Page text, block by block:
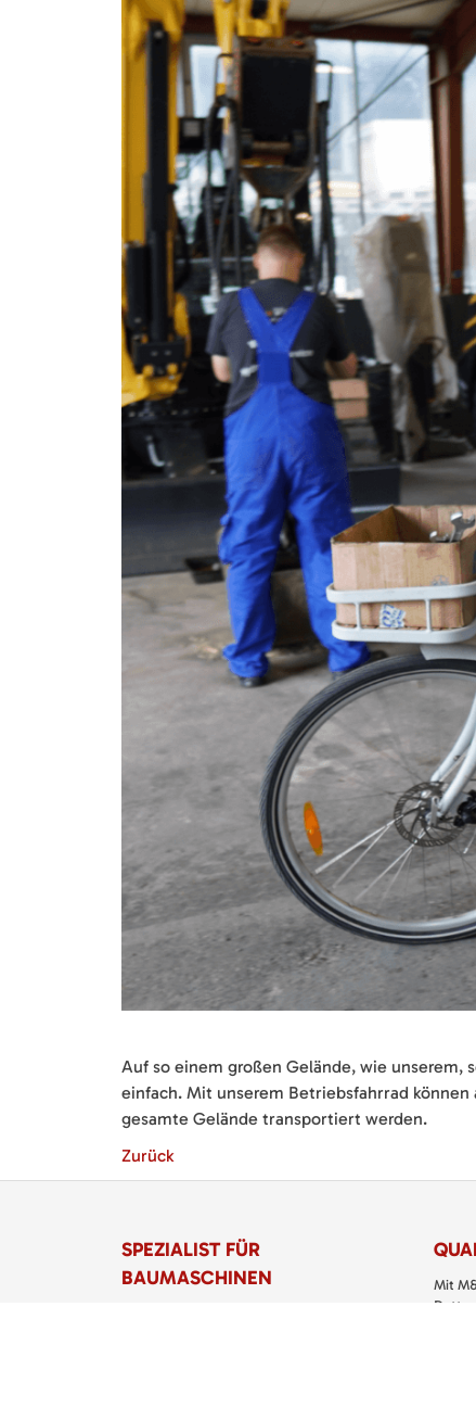
Auf so einem großen Gelände, wie unserem,
einfach. Mit unserem Betriebsfahrrad
gesamte Gelände transportiert werden.
Zurück
SPEZIALIST FÜR
BAUMASCHINEN
Mit